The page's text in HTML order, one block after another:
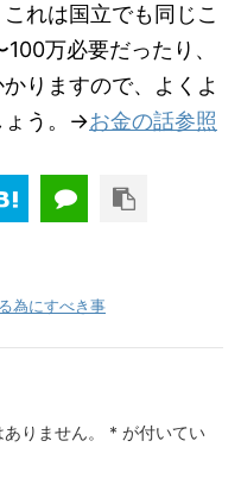
れは国立でも同じこ
万必要だったり、
りますので、よくよ
ょう。→お金の話参照
為にすべき事
りません。 * が付いてい